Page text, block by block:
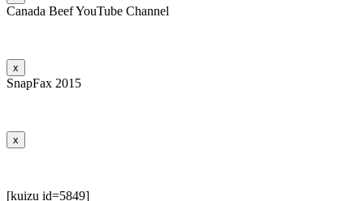
Canada Beef YouTube Channel
x
SnapFax 2015
x
[kuizu id=5849]